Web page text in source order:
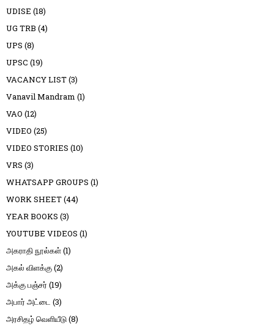
UDISE (18)
UG TRB (4)
UPS (8)
UPSC (19)
VACANCY LIST(3)
Vanavil Mandram (1)
VAO (12)
VIDEO (25)
VIDEO STORIES (10)
VRS (3)
WHATSAPP GROUPS (1)
WORK SHEET(44)
YEAR BOOKS (3)
YOUTUBE VIDEOS (1)
அகராதி நூல்கள்(1)
அகல் விளக்கு(2)
அக்கு பஞ்சர் (19)
அபார் அட்டை (3)
அரசிதழ் வெளியீடு(8)